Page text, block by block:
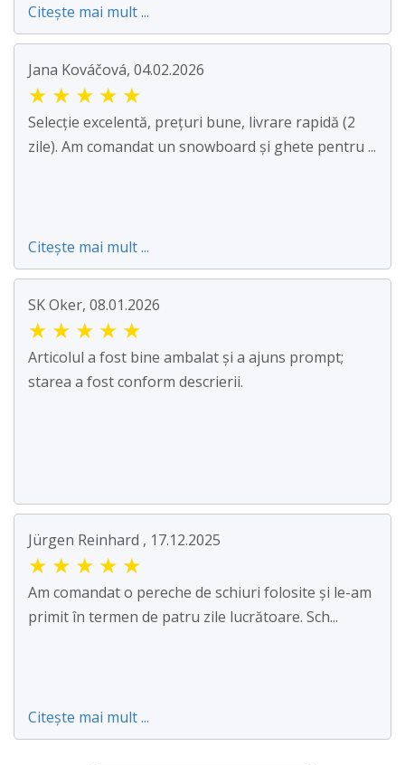
Citește mai mult ...
Jana Kováčová, 04.02.2026
★ ★ ★ ★ ★
Selecție excelentă, prețuri bune, livrare rapidă (2
zile). Am comandat un snowboard și ghete pentru ...
Citește mai mult ...
SK Oker, 08.01.2026
★ ★ ★ ★ ★
Articolul a fost bine ambalat și a ajuns prompt;
starea a fost conform descrierii.
Jürgen Reinhard , 17.12.2025
★ ★ ★ ★ ★
Am comandat o pereche de schiuri folosite și le-am
primit în termen de patru zile lucrătoare. Sch...
Citește mai mult ...